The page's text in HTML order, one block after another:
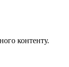
контенту.